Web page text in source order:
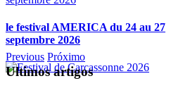
le festival AMERICA du 24 au 27
septembre 2026
Previous Próximo
Ultimos artigos